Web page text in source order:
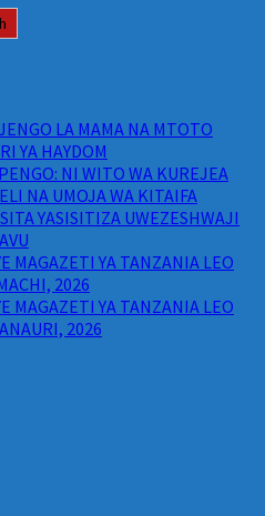
LA MAMA NA MTOTO
YA HAYDOM
NI WITO WA KUREJEA
NA UMOJA WA KITAIFA
YASISITIZA UWEZESHWAJI
MAGAZETI YA TANZANIA LEO
2026
MAGAZETI YA TANZANIA LEO
2026